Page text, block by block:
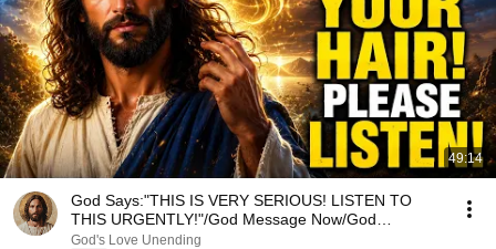
49:14
God Says:"THIS IS VERY SERIOUS! LISTEN TO
THIS URGENTLY!"/God Message Now/God
Message
God's Love Unending